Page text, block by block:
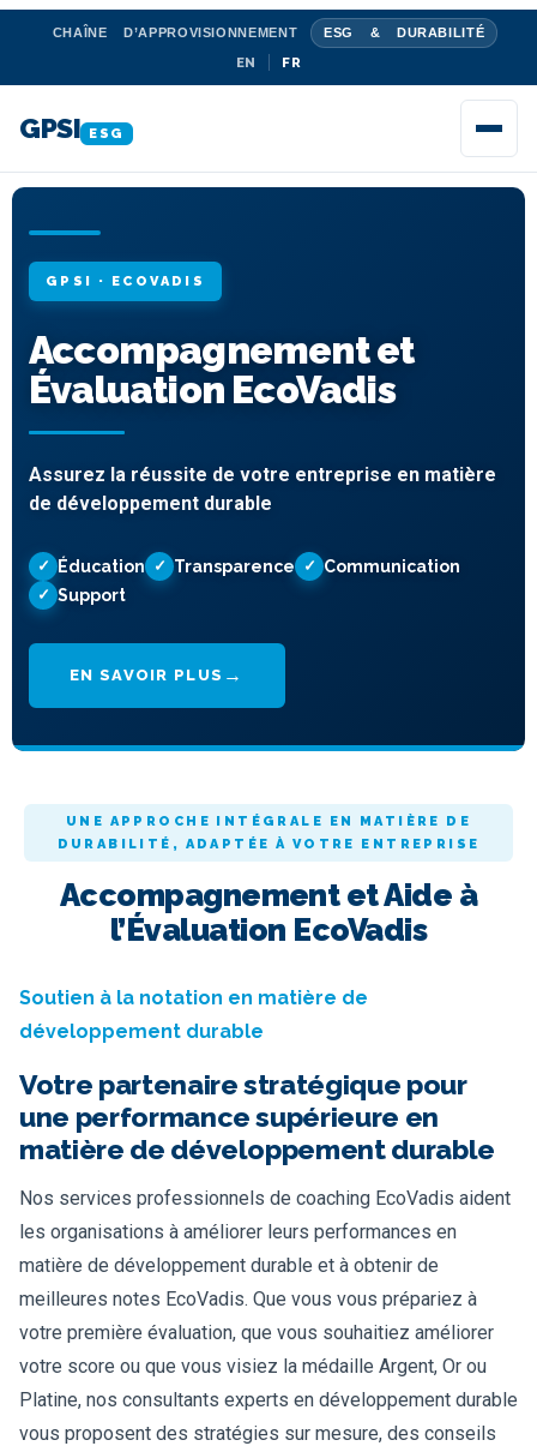
CHAÎNE D’APPROVISIONNEMENT ESG & DURABILITÉ
EN FR
GPSI ESG
GPSI · ECOVADIS
Accompagnement et
Évaluation EcoVadis
Assurez la réussite de votre entreprise en matière
de développement durable
Éducation Transparence
Communication
Support
EN SAVOIR PLUS
UNE APPROCHE INTÉGRALE EN MATIÈRE DE
DURABILITÉ, ADAPTÉE À VOTRE ENTREPRISE
Accompagnement et Aide à
l’Évaluation EcoVadis
Soutien à la notation en matière de
développement durable
Votre partenaire stratégique pour
une performance supérieure en
matière de développement durable
Nos services professionnels de coaching EcoVadis aident
les organisations à améliorer leurs performances en
matière de développement durable et à obtenir de
meilleures notes EcoVadis. Que vous vous prépariez à
votre première évaluation, que vous souhaitiez améliorer
votre score ou que vous visiez la médaille Argent, Or ou
Platine, nos consultants experts en développement durable
vous proposent des stratégies sur mesure, des conseils